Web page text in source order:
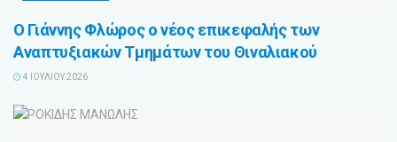
Ο Γιάννης Φλώρος ο νέος επικεφαλής των
Αναπτυξιακών Τμημάτων του Θιναλιακού
4 ΙΟΥΛΊΟΥ 2026